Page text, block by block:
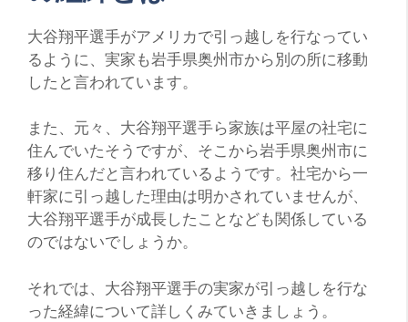
大谷翔平選手がアメリカで引っ越しを行なってい
るように、実家も岩手県奥州市から別の所に移動
したと言われています。
また、元々、大谷翔平選手ら家族は平屋の社宅に
住んでいたそうですが、そこから岩手県奥州市に
移り住んだと言われているようです。社宅から一
軒家に引っ越した理由は明かされていませんが、
大谷翔平選手が成長したことなども関係している
のではないでしょうか。
それでは、大谷翔平選手の実家が引っ越しを行な
った経緯について詳しくみていきましょう。